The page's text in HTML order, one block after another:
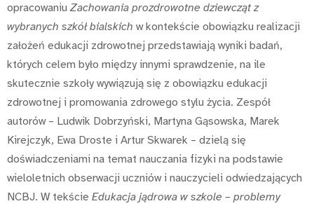
opracowaniuZachowania prozdrowotne dziewcząt z
wybranych szkół bialskich w kontekście obowiązku realizacji
założeń edukacji zdrowotnej przedstawiają wyniki badań,
których celem było między innymi sprawdzenie, na ile
skutecznie szkoły wywiązują się z obowiązku edukacji
zdrowotnej i promowania zdrowego stylu życia. Zespół
autorów – Ludwik Dobrzyński, Martyna Gąsowska, Marek
Kirejczyk, Ewa Droste i Artur Skwarek – dzielą się
doświadczeniami na temat nauczania fizyki na podstawie
wieloletnich obserwacji uczniów i nauczycieli odwiedzających
NCBJ. W tekście Edukacja jądrowa w szkole – problemy